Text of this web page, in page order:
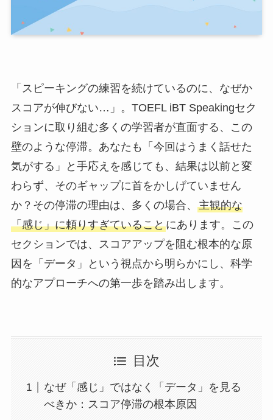
「スピーキングの練習を続けているのに、なぜか
スコアが伸びない…」。TOEFL iBT Speakingセク
ションに取り組む多くの学習者が直面する、この
壁のような停滞。あなたも「今回はうまく話せた
気がする」と手応えを感じても、結果は以前と変
わらず、そのギャップに首をかしげていません
か？その停滞の理由は、多くの場合、 主観的な
「感じ」に頼りすぎていることにあります。この
セクションでは、スコアアップを阻む根本的な原
因を「データ」という視点から明らかにし、科学
的なアプローチへの第一歩を踏み出します。
目次
なぜ「感じ」ではなく「データ」を見る
べきか：スコア停滞の根本原因